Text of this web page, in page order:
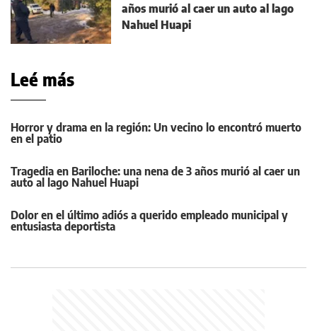
años murió al caer un auto al lago
Nahuel Huapi
Leé más
Horror y drama en la región: Un vecino lo encontró muerto
en el patio
Tragedia en Bariloche: una nena de 3 años murió al caer un
auto al lago Nahuel Huapi
Dolor en el último adiós a querido empleado municipal y
entusiasta deportista